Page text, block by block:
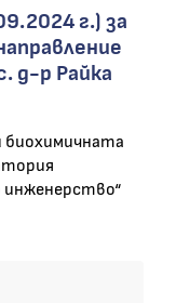
г.) за
д-р Райка
биохимичната
инженерство“